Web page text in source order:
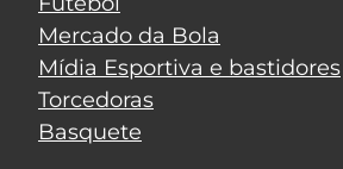
Mercado da Bola
Mídia Esportiva e bastidores
Torcedoras
Basquete